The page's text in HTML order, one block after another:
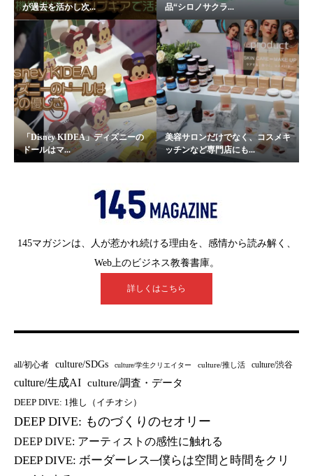
が過去を活かし次...
品“シロノサクラ...
「Disney KIDEA」ディズニーの
ドールはマ...
美容サロンだけでなく、コスメキ
ッチンなど専門店にも...
145マガジンは、人が惹かれ続ける理由を、感情から読み解く、
Web上のビジネス教養書庫。
詳しくはこちら
all/初心者 culture/SDGs culture/学生クリエイター culture/推し活 culture/渋谷
culture/生成AI culture/調査・データ
DEEP DIVE: 1推し（イチオシ）
DEEP DIVE: ものづくりのセオリー
DEEP DIVE: アーティストの感性に触れる
DEEP DIVE: ボーダーレス─僕らは空間と時間をクリ